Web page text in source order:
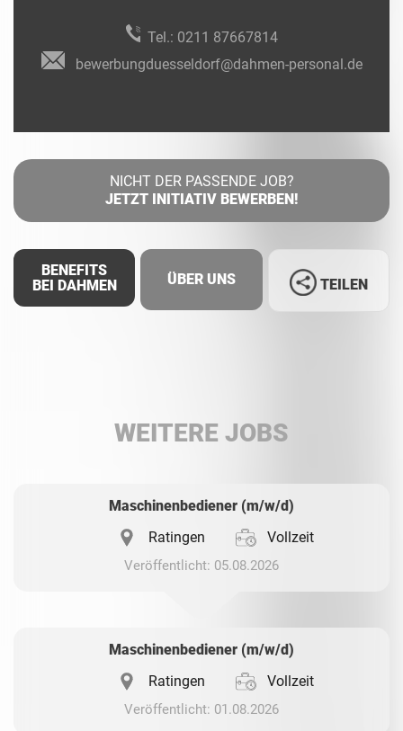
Tel.: 0211 87667814
bewerbungduesseldorf@dahmen-personal.de
NICHT DER PASSENDE JOB?
JETZT INITIATIV BEWERBEN!
BENEFITS
BEI DAHMEN
ÜBER UNS TEILEN
WEITERE JOBS
Maschinenbediener (m/w/d)
Ratingen
Vollzeit
Veröffentlicht: 05.08.2026
Maschinenbediener (m/w/d)
Ratingen
Vollzeit
Veröffentlicht: 01.08.2026